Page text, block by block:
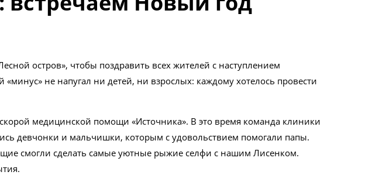
остров», чтобы поздравить всех жителей с наступлением
не напугал ни детей, ни взрослых: каждому хотелось провести
медицинской помощи «Источника». В это время команда клиники
девчонки и мальчишки, которым с удовольствием помогали папы.
смогли сделать самые уютные рыжие селфи с нашим Лисенком.